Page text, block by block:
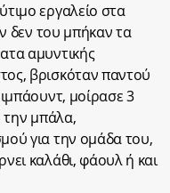
εργαλείο στα
δεν του μπήκαν τα
αμυντικής
βρισκόταν παντού
μοίρασε 3
την μπάλα,
για την ομάδα του,
καλάθι, φάουλ ή και